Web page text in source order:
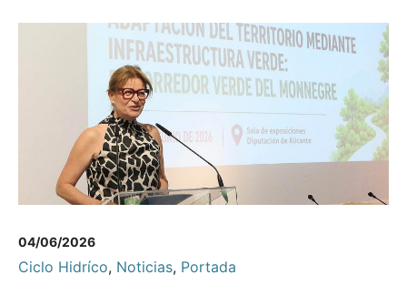
04/06/2026
Ciclo Hidríco, Noticias, Portada